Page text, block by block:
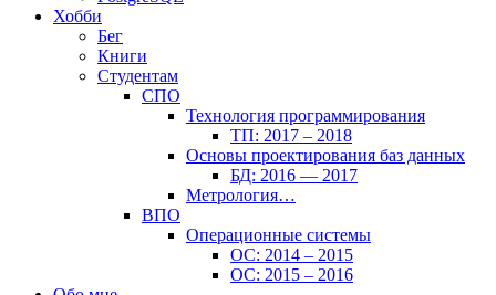
Хобби
Бег
Книги
Студентам
СПО
Технология программирования
ТП: 2017 – 2018
Основы проектирования баз данных
БД: 2016 — 2017
Метрология…
ВПО
Операционные системы
ОС: 2014 – 2015
ОС: 2015 – 2016